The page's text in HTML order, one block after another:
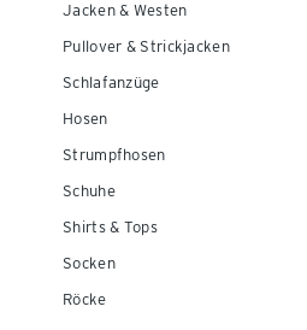
Jacken & Westen
Pullover & Strickjacken
Schlafanzüge
Hosen
Strumpfhosen
Schuhe
Shirts & Tops
Socken
Röcke